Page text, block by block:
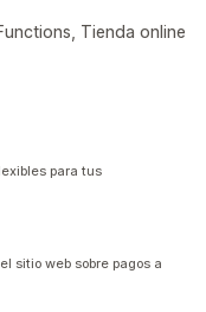
Tienda online
para tus
sitio web sobre pagos a